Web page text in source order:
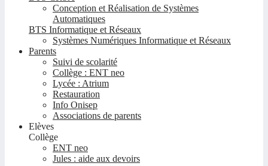
Conception et Réalisation de Systèmes
Automatiques
BTS Informatique et Réseaux
Systèmes Numériques Informatique et Réseaux
Parents
Suivi de scolarité
Collège : ENT neo
Lycée : Atrium
Restauration
Info Onisep
Associations de parents
Elèves
Collège
ENT neo
Jules : aide aux devoirs